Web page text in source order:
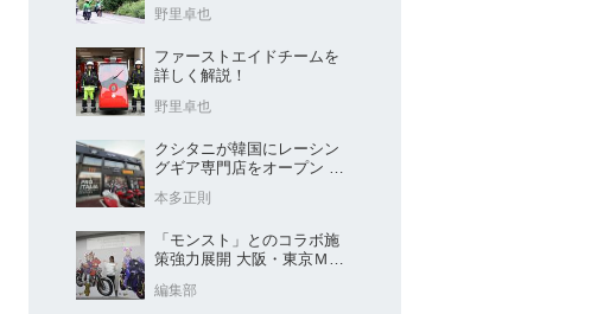
野里卓也
ファーストエイドチームを
詳しく解説！
野里卓也
クシタニが韓国にレーシン
グギア専門店をオープン 今
に展開
本多正則
「モンスト」とのコラボ施
策強力展開 大阪・東京ＭＣ
編集部